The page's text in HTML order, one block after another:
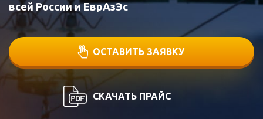
всей России и ЕврАзЭс
ОСТАВИТЬ ЗАЯВКУ
СКАЧАТЬ ПРАЙС